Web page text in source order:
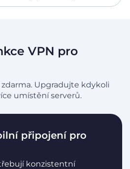
VPN pro
Upgradujte kdykoli
umístění serverů.
připojení pro
konzistentní